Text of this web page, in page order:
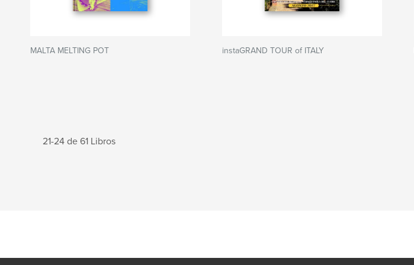
MALTA MELTING POT instaGRAND TOUR of ITALY
21-24 de 61 Libros